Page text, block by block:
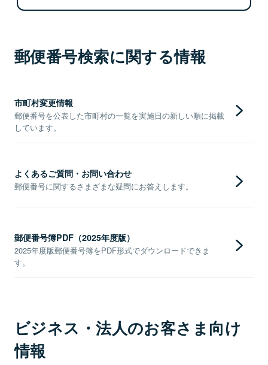
郵便番号検索に関する情報
市町村変更情報
郵便番号を公表した市町村の一覧を実施日の新しい順に掲載
しています。
よくあるご質問・お問い合わせ
郵便番号に関するさまざまな疑問にお答えします。
郵便番号簿PDF（2025年度版）
2025年度版郵便番号簿をPDF形式でダウンロードできま
す。
ビジネス・法人のお客さま向け
情報